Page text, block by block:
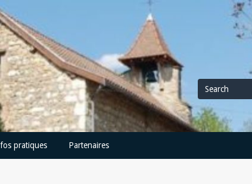
Search
for
pratiques Partenaires